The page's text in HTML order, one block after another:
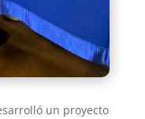
un proyecto